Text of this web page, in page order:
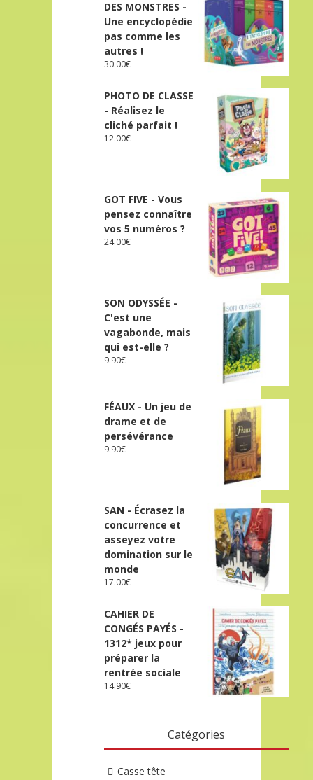
DES MONSTRES -
Une encyclopédie
pas comme les
autres !
30.00€
PHOTO DE CLASSE
- Réalisez le
cliché parfait !
12.00€
GOT FIVE - Vous
pensez connaître
vos 5 numéros ?
24.00€
SON ODYSSÉE -
C'est une
vagabonde, mais
qui est-elle ?
9.90€
FÉAUX - Un jeu de
drame et de
persévérance
9.90€
SAN - Écrasez la
concurrence et
asseyez votre
domination sur le
monde
17.00€
CAHIER DE
CONGÉS PAYÉS -
1312* jeux pour
préparer la
rentrée sociale
14.90€
Catégories
Casse tête